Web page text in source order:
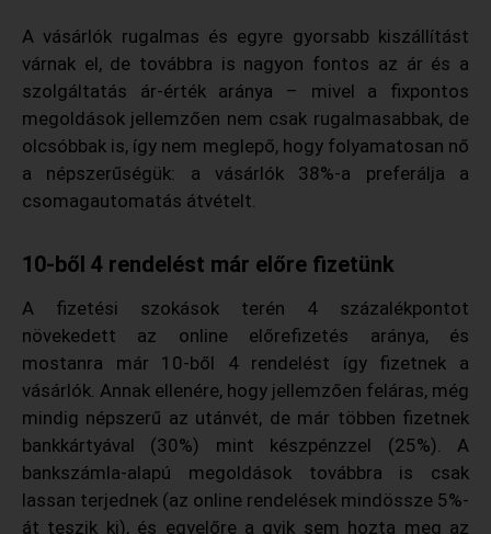
A vásárlók rugalmas és egyre gyorsabb kiszállítást
várnak el, de továbbra is nagyon fontos az ár és a
szolgáltatás ár-érték aránya – mivel a fixpontos
megoldások jellemzően nem csak rugalmasabbak, de
olcsóbbak is, így nem meglepő, hogy folyamatosan nő
a népszerűségük: a vásárlók 38%-a preferálja a
csomagautomatás átvételt.
10-ből 4 rendelést már előre fizetünk
A fizetési szokások terén 4 százalékpontot
növekedett az online előrefizetés aránya, és
mostanra már 10-ből 4 rendelést így fizetnek a
vásárlók. Annak ellenére, hogy jellemzően feláras, még
mindig népszerű az utánvét, de már többen fizetnek
bankkártyával (30%) mint készpénzzel (25%). A
bankszámla-alapú megoldások továbbra is csak
lassan terjednek (az online rendelések mindössze 5%-
át teszik ki), és egyelőre a qvik sem hozta meg az